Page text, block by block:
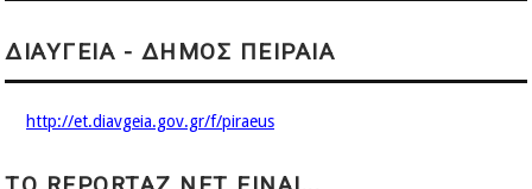
ΔΙΑΥΓΕΙΑ - ΔΗΜΟΣ ΠΕΙΡΑΙΑ
http://et.diavgeia.gov.gr/f/piraeus